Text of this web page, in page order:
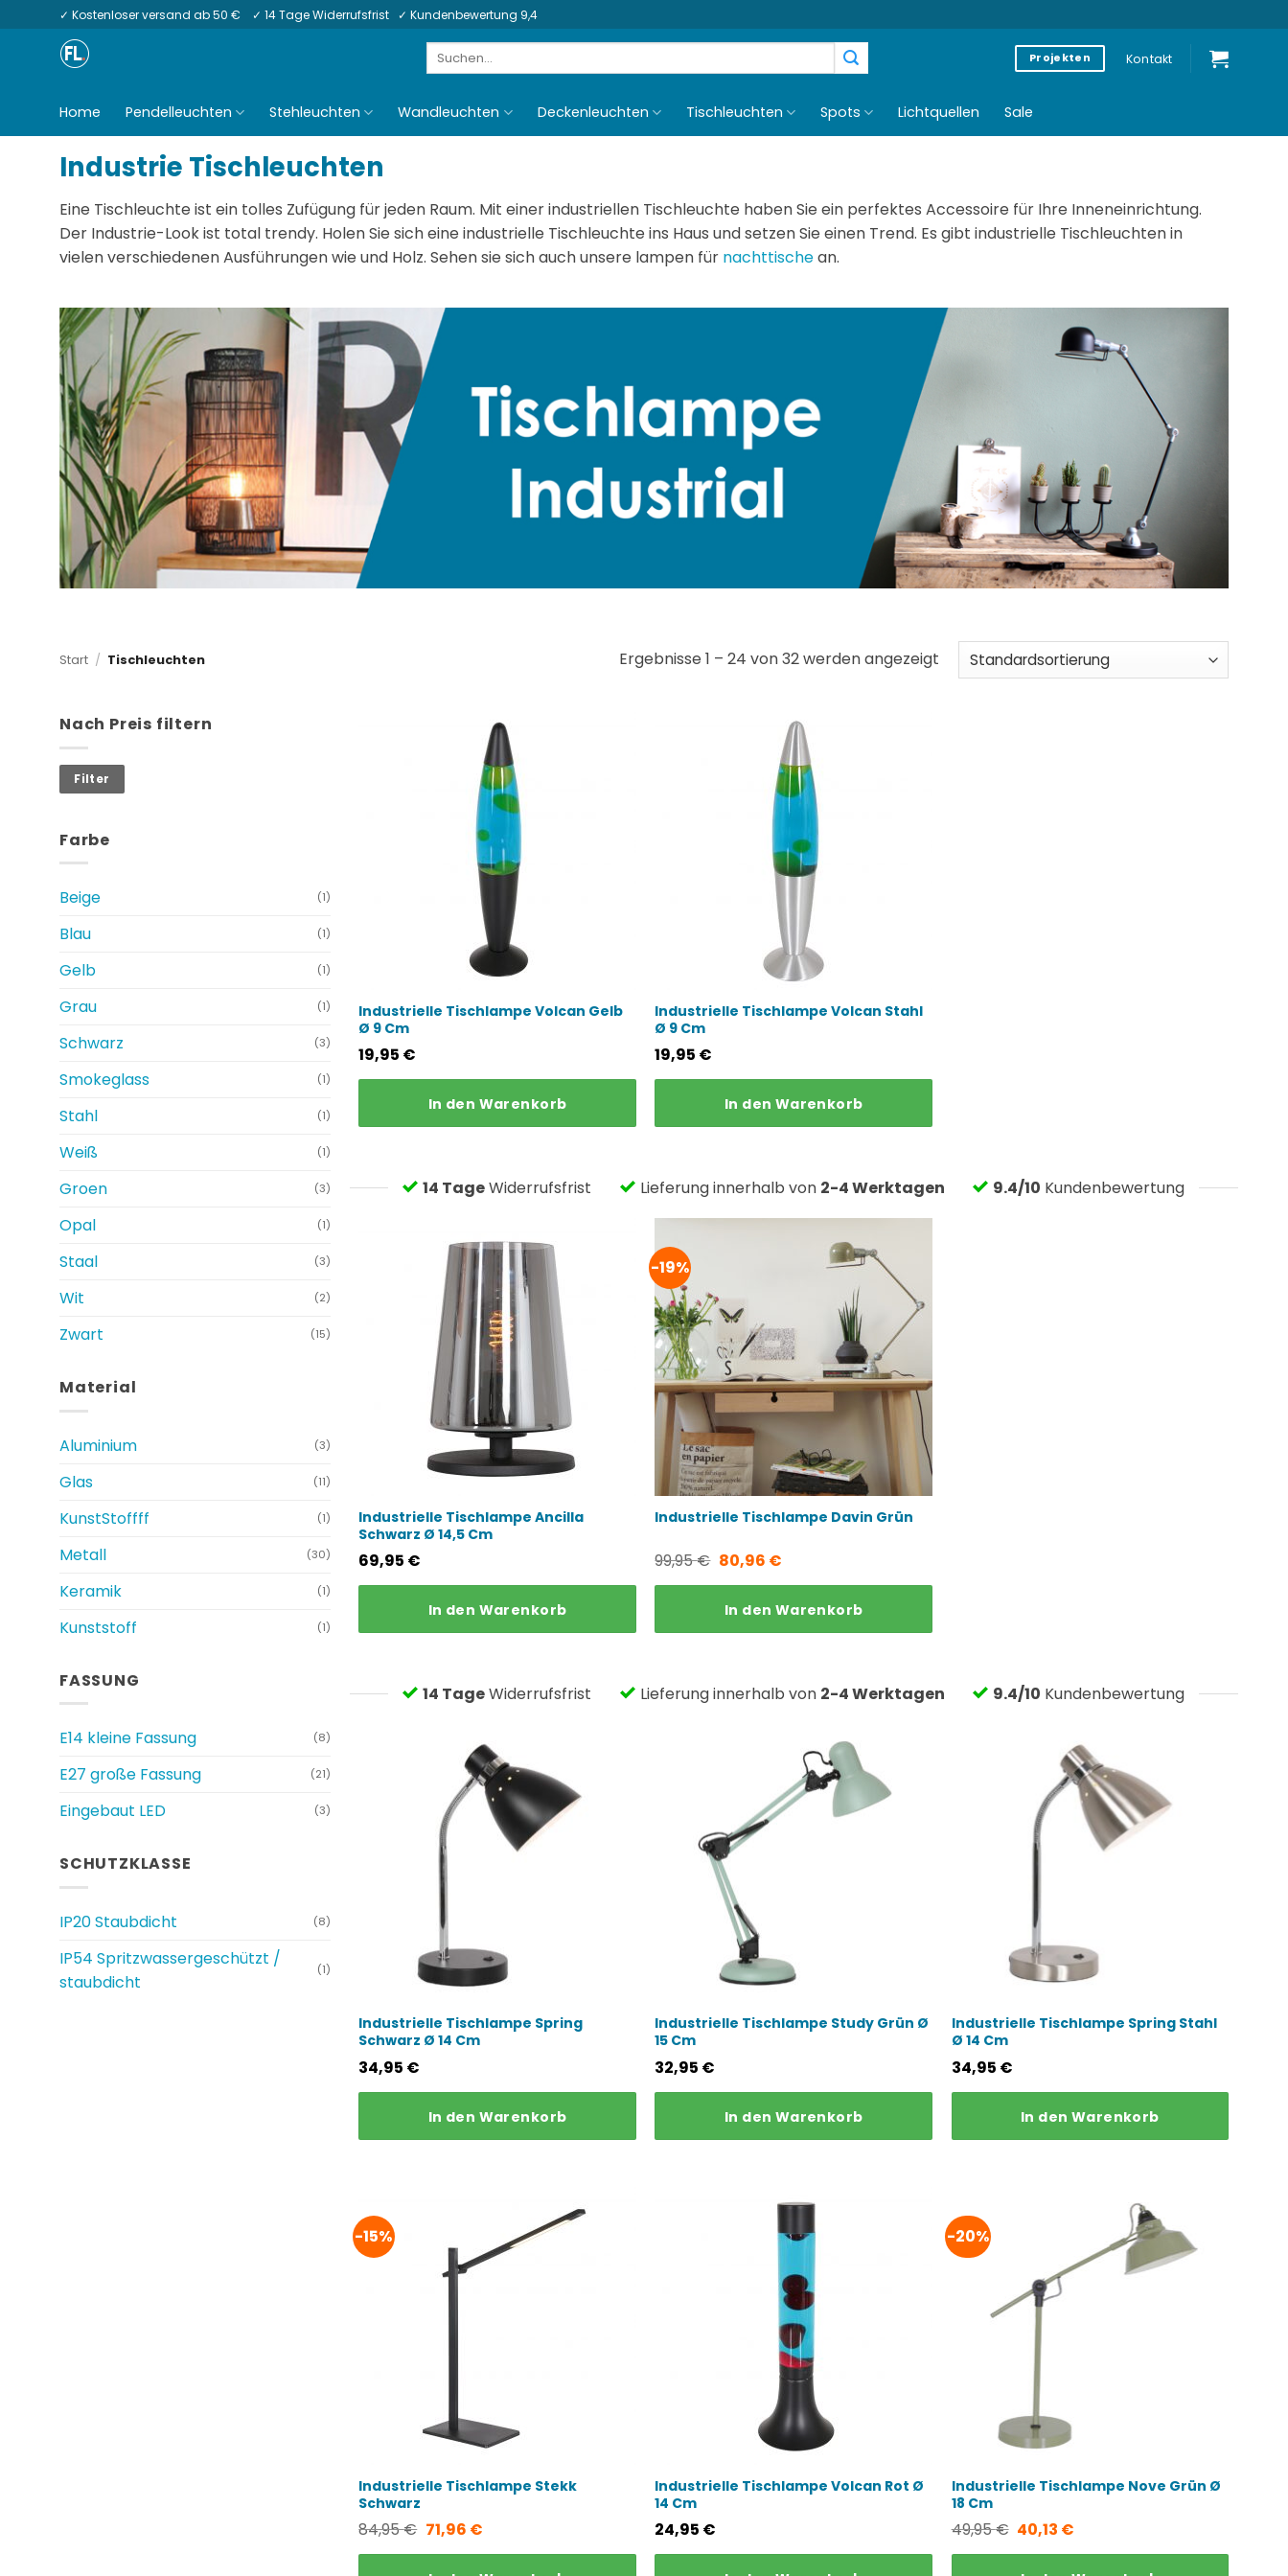
Inhalt
springen
✓ Kostenloser versand ab 50 € ✓ 14 Tage Widerrufsfrist ✓ Kundenbewertung 9,4
Suchen
Projekten Kontakt
Home Pendelleuchten Stehleuchten Wandleuchten Deckenleuchten Tischleuchten Spots Lichtquellen Sale
Industrie Tischleuchten
Eine Tischleuchte ist ein tolles Zufügung für jeden Raum. Mit einer industriellen Tischleuchte haben Sie ein perfektes Accessoire für Ihre Inneneinrichtung.
Der Industrie-Look ist total trendy. Holen Sie sich eine industrielle Tischleuchte ins Haus und setzen Sie einen Trend. Es gibt industrielle Tischleuchten in
vielen verschiedenen Ausführungen wie und Holz. Sehen sie sich auch unsere lampen für nachttischean.
Start / Tischleuchten Ergebnisse 1 – 24 von 32 werden angezeigt
Nach Preis filtern
Min.
Preis
Max.
Preis
Filter
Farbe
Beige (1)
Blau (1)
Gelb (1)
Grau (1)
Schwarz (3)
Smokeglass (1)
Stahl (1)
Weiß (1)
Groen (3)
Opal (1)
Staal (3)
Wit (2)
Zwart (15)
Material
Aluminium (3)
Glas (11)
KunstStoffff (1)
Metall (30)
Keramik (1)
Kunststoff (1)
FASSUNG
E14 kleine Fassung (8)
E27 große Fassung (21)
Eingebaut LED (3)
SCHUTZKLASSE
IP20 Staubdicht (8)
IP54 Spritzwassergeschützt /
staubdicht
(1)
Industrielle Tischlampe Volcan Gelb
Ø 9 Cm
19,95 €
In den Warenkorb
Industrielle Tischlampe Volcan Stahl
Ø 9 Cm
19,95 €
In den Warenkorb
14 TageWiderrufsfrist Lieferung innerhalb von 2-4 Werktagen 9.4/10 Kundenbewertung
Industrielle Tischlampe Ancilla
Schwarz Ø 14,5 Cm
69,95 €
In den Warenkorb
-19%
Industrielle Tischlampe Davin Grün
99,95€ Ursprünglicher
Preis
war:
80,96 €
Preis
ist:
In den Warenkorb
14 TageWiderrufsfrist Lieferung innerhalb von 2-4 Werktagen 9.4/10 Kundenbewertung
Industrielle Tischlampe Spring
Schwarz Ø 14 Cm
34,95 €
In den Warenkorb
Industrielle Tischlampe Study Grün Ø
15 Cm
32,95 €
In den Warenkorb
Industrielle Tischlampe Spring Stahl
Ø 14 Cm
34,95 €
In den Warenkorb
-15%
Industrielle Tischlampe Stekk
Schwarz
84,95€ Ursprünglicher
Preis
71,96 €
Preis
Industrielle Tischlampe Volcan Rot Ø
14 Cm
24,95 €
-20%
Industrielle Tischlampe Nove Grün Ø
18 Cm
49,95€ Ursprünglicher
Preis
40,13 €
Preis